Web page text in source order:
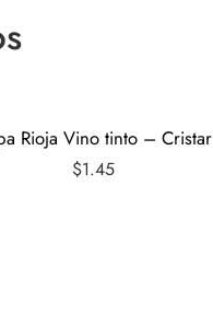
Rioja Vino tinto – Cristar
$1.45